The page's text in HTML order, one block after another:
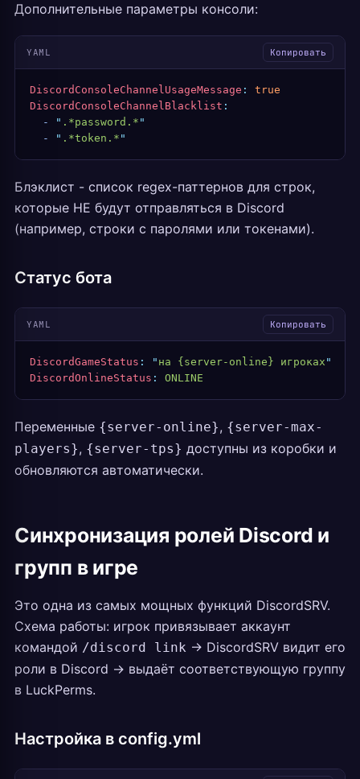
Дополнительные параметры консоли:
YAML Копировать
DiscordConsoleChannelUsageMessage :
true
DiscordConsoleChannelBlacklist :
  -
" .*password.* "
  -
" .*token.* "
Блэклист - список regex-паттернов для строк,
которые НЕ будут отправляться в Discord
(например, строки с паролями или токенами).
Статус бота
YAML Копировать
DiscordGameStatus : " на {server-online} игроках "
DiscordOnlineStatus : ONLINE
Переменные {server-online}, {server-max-
players}, {server-tps} доступны из коробки и
обновляются автоматически.
Синхронизация ролей Discord и
групп в игре
Это одна из самых мощных функций DiscordSRV.
Схема работы: игрок привязывает аккаунт
командой /discord link -> DiscordSRV видит его
роли в Discord -> выдаёт соответствующую группу
в LuckPerms.
Настройка в config.yml